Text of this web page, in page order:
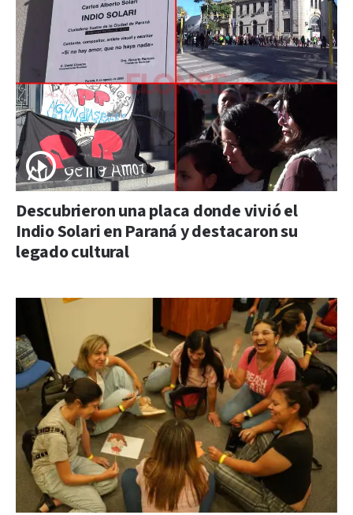
Descubrieron una placa donde vivió el
Indio Solari en Paraná y destacaron su
legado cultural